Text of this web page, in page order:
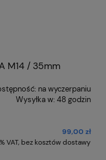
M14 / 35mm
na wyczerpaniu
Wysyłka w: 48 godzin
99,00 zł
VAT, bez kosztów dostawy